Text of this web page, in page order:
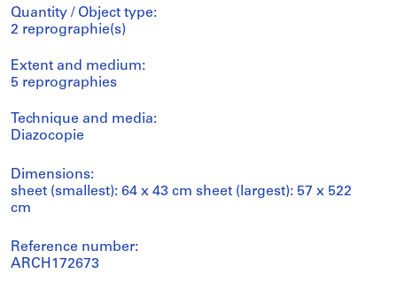
Quantity / Object type:
2 reprographie(s)
Extent and medium:
5 reprographies
Technique and media:
Diazocopie
Dimensions:
sheet (smallest): 64 x 43 cm sheet (largest): 57 x 522
cm
Reference number:
ARCH172673